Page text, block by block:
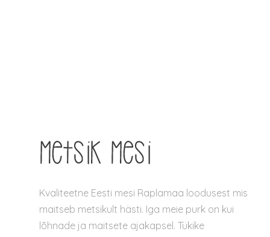
Kvaliteetne Eesti mesi Raplamaa loodusest mis
maitseb metsikult hästi. Iga meie purk on kui
lõhnade ja maitsete ajakapsel. Tükike